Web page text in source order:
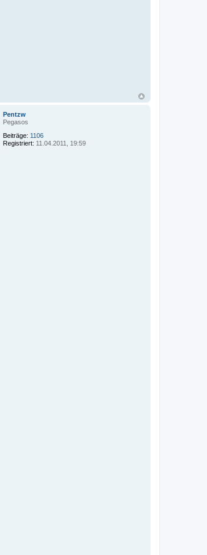
Pentzw
Pegasos
Beiträge: 1106
Registriert: 11.04.2011, 19:59